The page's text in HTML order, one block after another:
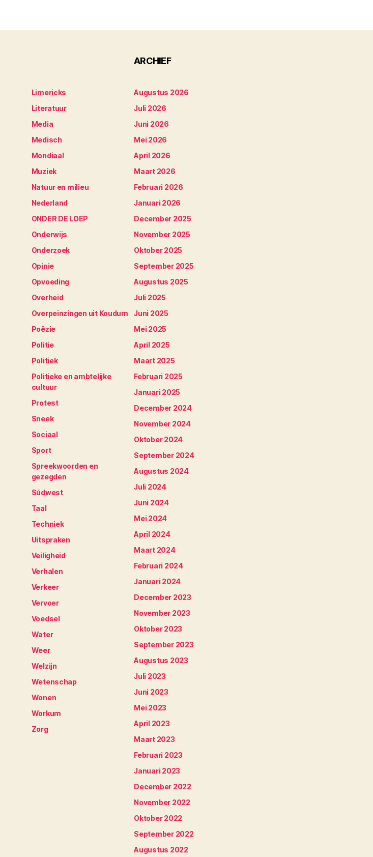
Limericks
Literatuur
Media
Medisch
Mondiaal
Muziek
Natuur en milieu
Nederland
ONDER DE LOEP
Onderwijs
Onderzoek
Opinie
Opvoeding
Overheid
Overpeinzingen uit Koudum
Poëzie
Politie
Politiek
Politieke en ambtelijke
cultuur
Protest
Sneek
Sociaal
Sport
Spreekwoorden en
gezegden
Súdwest
Taal
Techniek
Uitspraken
Veiligheid
Verhalen
Verkeer
Vervoer
Voedsel
Water
Weer
Welzijn
Wetenschap
Wonen
Workum
Zorg
ARCHIEF
Augustus 2026
Juli 2026
Juni 2026
Mei 2026
April 2026
Maart 2026
Februari 2026
Januari 2026
December 2025
November 2025
Oktober 2025
September 2025
Augustus 2025
Juli 2025
Juni 2025
Mei 2025
April 2025
Maart 2025
Februari 2025
Januari 2025
December 2024
November 2024
Oktober 2024
September 2024
Augustus 2024
Juli 2024
Juni 2024
Mei 2024
April 2024
Maart 2024
Februari 2024
Januari 2024
December 2023
November 2023
Oktober 2023
September 2023
Augustus 2023
Juli 2023
Juni 2023
Mei 2023
April 2023
Maart 2023
Februari 2023
Januari 2023
December 2022
November 2022
Oktober 2022
September 2022
Augustus 2022